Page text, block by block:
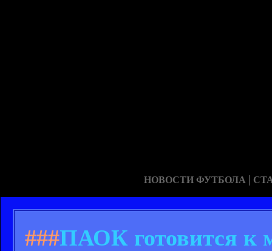
НОВОСТИ ФУТБОЛА |
###ПАОК готовится к